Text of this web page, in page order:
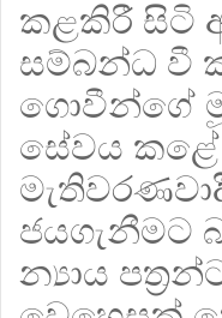
කළකිරී සිටි
සම්බන්ධ වී
ගොවීන්ගේ
සේවය කළේ
ජයගැනීමට
න්‍යාය